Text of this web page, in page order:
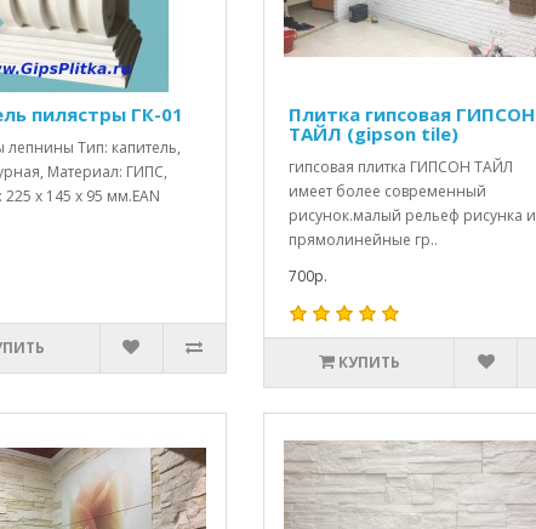
пилястры ГК-01
лепнины Тип: капитель,
Материал: ГИПС,
x 145 x 95 мм.EAN
Плитка гипсовая ГИПСОН
ТАЙЛ (gipson tile)
гипсовая плитка ГИПСОН ТАЙЛ
имеет более современный
рисунок.малый рельеф рисунка и
прямолинейные гр..
700р.
КУПИТЬ